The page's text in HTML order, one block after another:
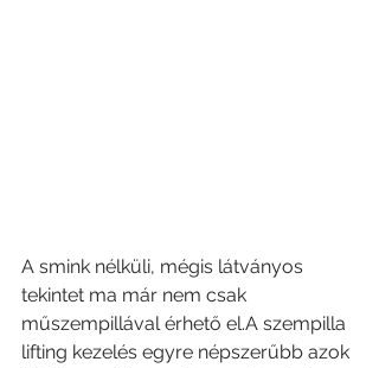
A smink nélküli, mégis látványos
tekintet ma már nem csak
műszempillával érhető el.A szempilla
lifting kezelés egyre népszerűbb azok